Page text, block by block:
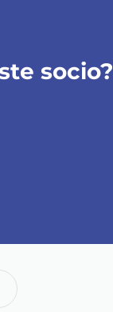
socio?